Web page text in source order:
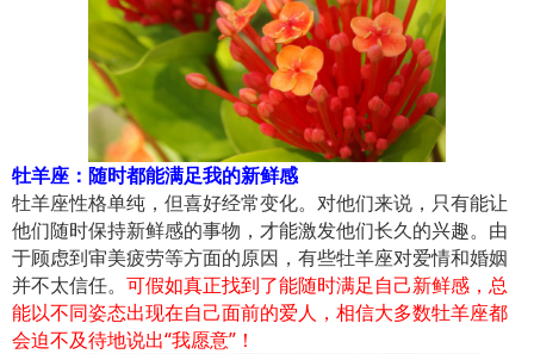
牡羊座：随时都能满足我的新鲜感
牡羊座性格单纯，但喜好经常变化。对他们来说，只有能让
他们随时保持新鲜感的事物，才能激发他们长久的兴趣。由
于顾虑到审美疲劳等方面的原因，有些牡羊座对爱情和婚姻
并不太信任。 可假如真正找到了能随时满足自己新鲜感，总
能以不同姿态出现在自己面前的爱人，相信大多数牡羊座都
会迫不及待地说出“我愿意”！